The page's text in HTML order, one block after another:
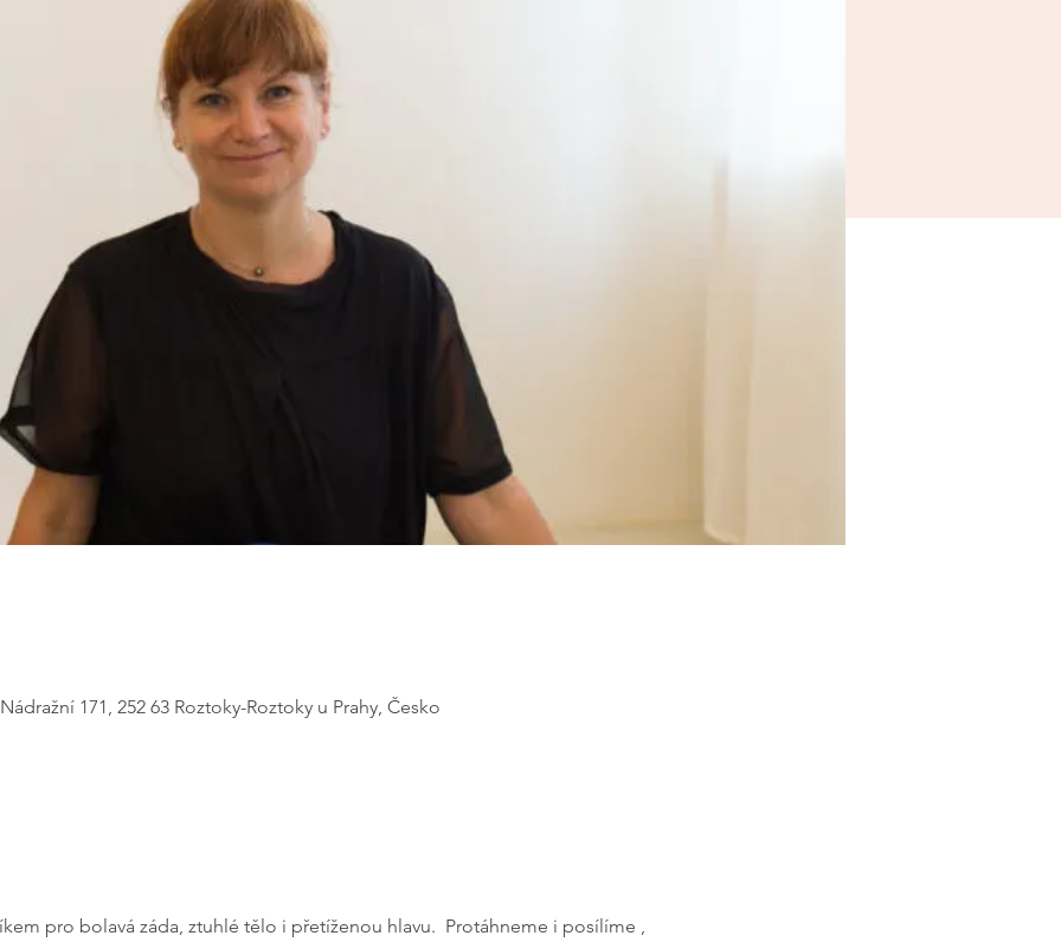
171, 252 63 Roztoky-Roztoky u Prahy, Česko
pro bolavá záda, ztuhlé tělo i přetíženou hlavu.  Protáhneme i posílíme ,